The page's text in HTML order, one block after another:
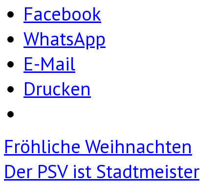
Facebook
WhatsApp
E-Mail
Drucken
Fröhliche Weihnachten
Der PSV ist Stadtmeister